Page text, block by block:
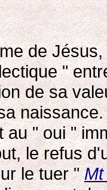
de
"
de sa
au " oui "
le refus
le tuer "